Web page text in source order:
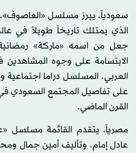
سعودياً، يبرز مسلسل
الذي يمتلك تاريخاً طويلاً في
جعل من اسمه «ماركة»
الابتسامة على وجوه المشاهدين
العربي. المسلسل دراما اجتماعية
على تفاصيل المجتمع السعودي
القرن الماضي.
مصرياً، يتقدم القائمة مسلسل
عادل إمام، وتأليف أمين جمال